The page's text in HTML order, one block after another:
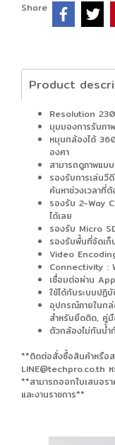
Share
Product
Resolution
มุมมองการรับภ
หมุนกล้องได้
องศา
สามารถดูภาพแ
รองรับการเล่นวี
ค้นหาช่วงเวลาที่ต้
รองรับ 2-Way
ได้เลย
รองรับ Micro
รองรับพื้นที่จัดเก็
Video
Connectivity :
เชื่อมต่อผ่าน
ใช้ได้กับระบบป
อุปกรณ์ภายในก
สำหรับยึดติด, คู่
ตัวกล้องไม่กันน้ำ
**ติดต่อสั่งซื้อสินค้าหรือส
LINE@techpro.co.th
**สามารถออกใบเสนอร
และงานราชการ**